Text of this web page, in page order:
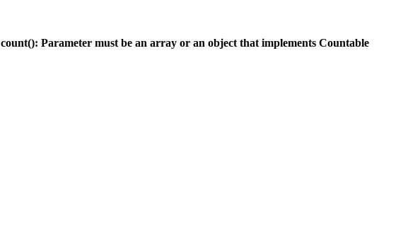
count(): Parameter must be an array or an object that implements Countable